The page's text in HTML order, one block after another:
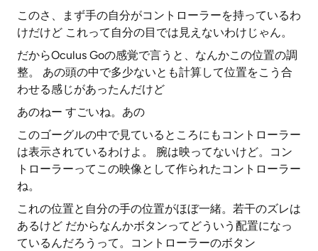
このさ、まず手の自分がコントローラーを持っているわ
けだけど これって自分の目では見えないわけじゃん。
だからOculus Goの感覚で言うと、なんかこの位置の調
整。 あの頭の中で多少ないとも計算して位置をこう合
わせる感じがあったんだけど
あのねー すごいね。あの
このゴーグルの中で見ているところにもコントローラー
は表示されているわけよ。 腕は映ってないけど。コン
トローラーってこの映像として作られたコントローラー
ね。
これの位置と自分の手の位置がほぼ一緒。若干のズレは
あるけど だからなんかボタンってどういう配置になっ
ているんだろうって。コントローラーのボタン